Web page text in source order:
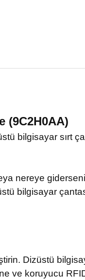
(9C2H0AA)
bilgisayar sırt
nereye
bilgisayar
Dizüstü
ve koruyucu